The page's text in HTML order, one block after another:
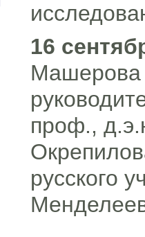
16
Машерова
проф.,
русского